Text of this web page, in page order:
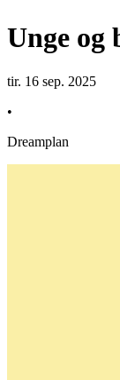
Unge og
tir. 16 sep. 2025
•
Dreamplan